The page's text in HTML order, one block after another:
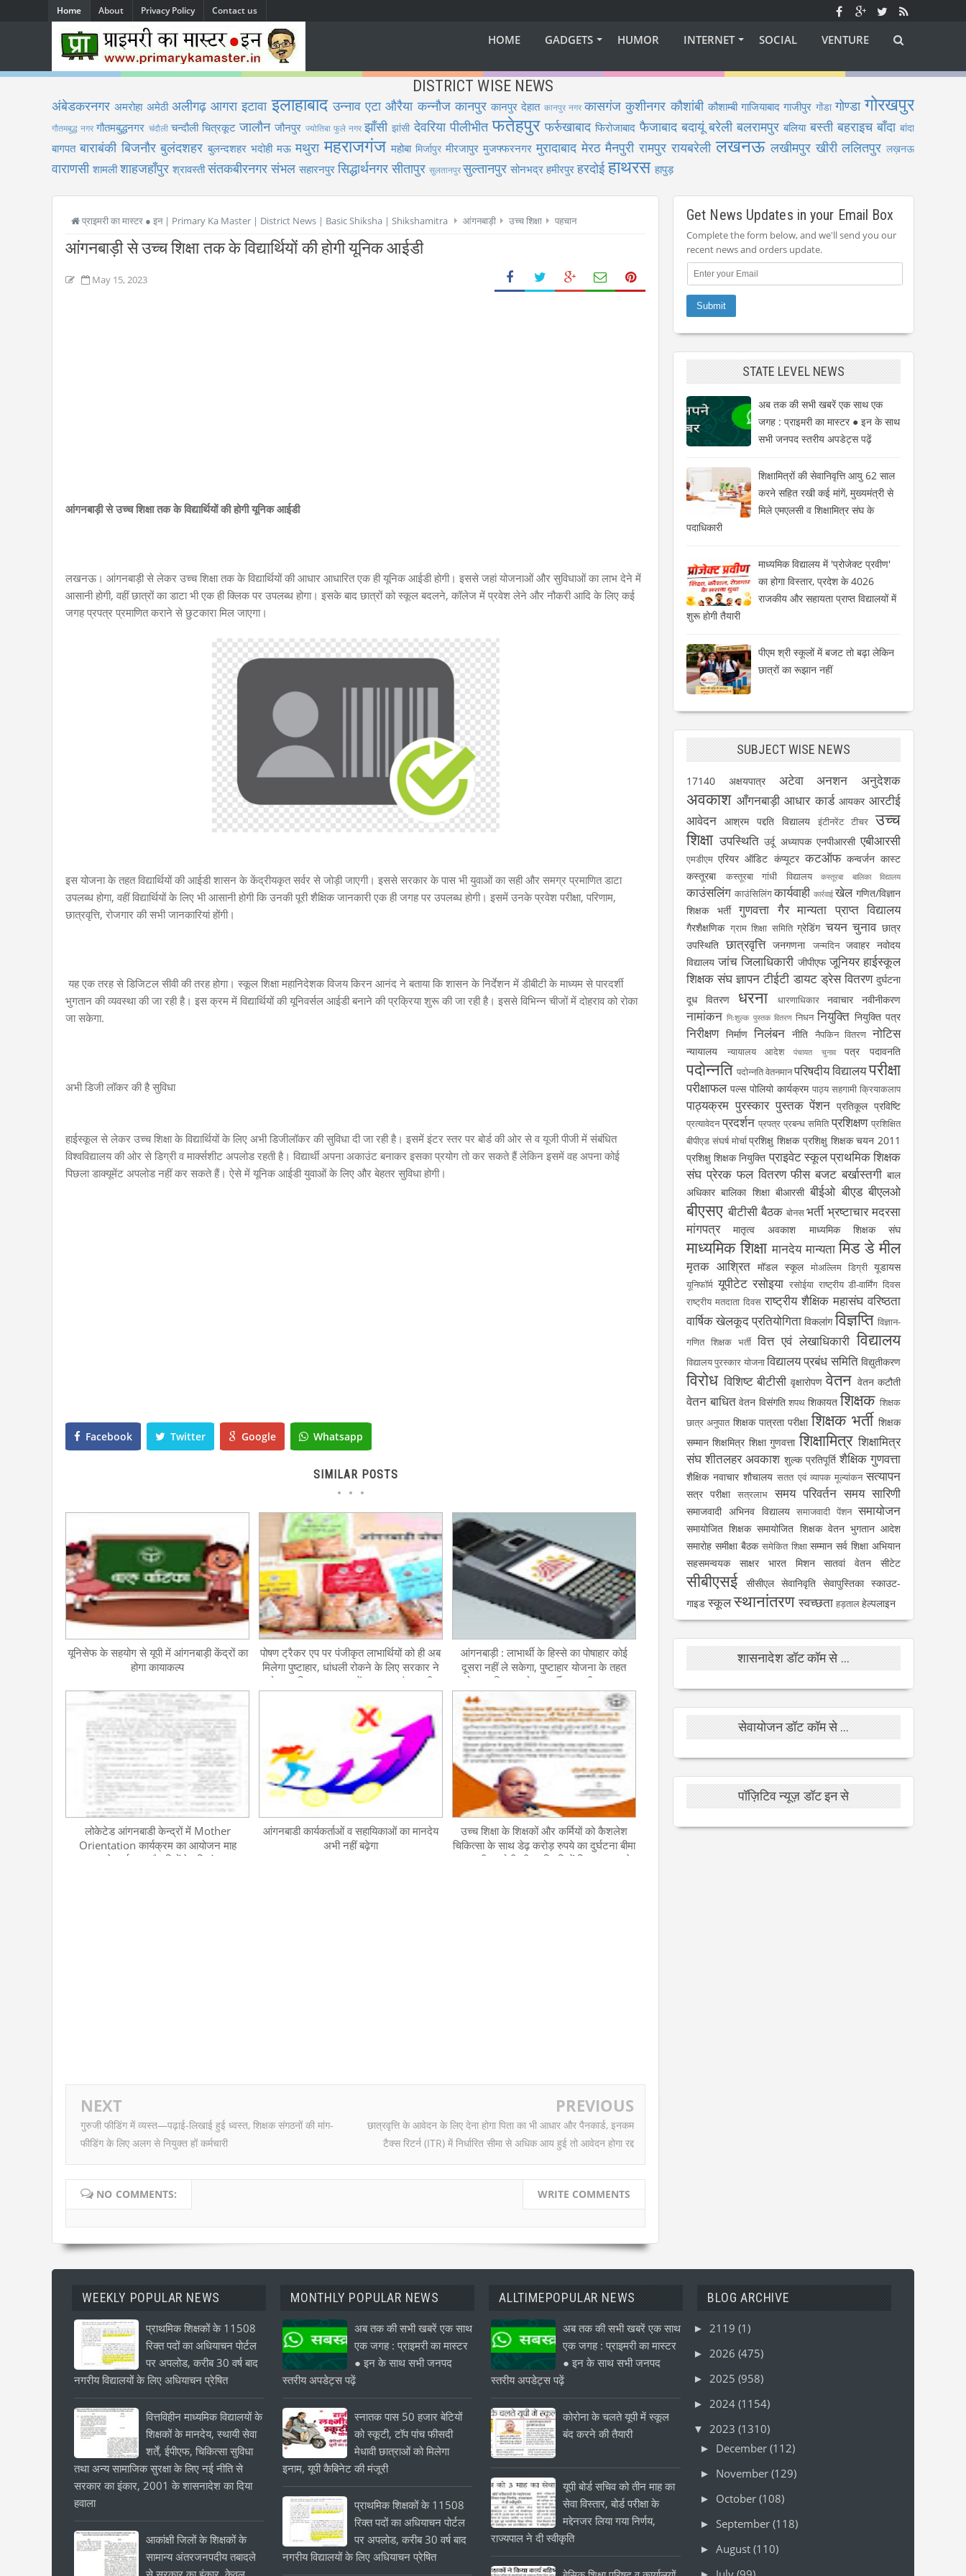
Home About Privacy Policy Contact us
HOME GADGETS HUMOR INTERNET SOCIAL VENTURE
DISTRICT WISE NEWS
अंबेडकरनगर अमरोहा अमेठी अलीगढ़ आगरा इटावा इलाहाबाद उन्नाव एटा औरैया कन्नौज कानपुर कानपुर देहात कानपुर नगर कासगंज कुशीनगर कौशांबी कौशाम्बी गाजियाबाद गाजीपुर गोंडा गोण्डा गोरखपुर
गौतमबुद्ध नगर गौतमबुद्धनगर चंदौली चन्दौली चित्रकूट जालौन जौनपुर ज्योतिबा फुले नगर झाँसी झांसी देवरिया पीलीभीत फतेहपुर फर्रुखाबाद फिरोजाबाद फैजाबाद बदायूं बरेली बलरामपुर बलिया बस्ती बहराइच बाँदा बांदा
बागपत बाराबंकी बिजनौर बुलंदशहर बुलन्दशहर भदोही मऊ मथुरा महराजगंज महोबा मिर्जापुर मीरजापुर मुजफ्फरनगर मुरादाबाद मेरठ मैनपुरी रामपुर रायबरेली लखनऊ लखीमपुर खीरी ललितपुर लख़नऊ
वाराणसी शामली शाहजहाँपुर श्रावस्ती संतकबीरनगर संभल सहारनपुर सिद्धार्थनगर सीतापुर सुलतानपुरसुल्तानपुर सोनभद्र हमीरपुर हरदोई हाथरस हापुड़
प्राइमरी का मास्टर ● इन | Primary Ka Master | District News | Basic Shiksha | Shikshamitra आंगनबाड़ी उच्च शिक्षा पहचान
आंगनबाड़ी से उच्च शिक्षा तक के विद्यार्थियों की होगी यूनिक आईडी
May 15, 2023
आंगनबाड़ी से उच्च शिक्षा तक के विद्यार्थियों की होगी यूनिक आईडी
लखनऊ। आंगनबाड़ी से लेकर उच्च शिक्षा तक के विद्यार्थियों की आधार आधारित एक ही यूनिक आईडी होगी। इससे जहां योजनाओं और सुविधाओं का लाभ देने में
आसानी होगी, वहीं छात्रों का डाटा भी एक ही क्लिक पर उपलब्ध होगा। इसके बाद छात्रों को स्कूल बदलने, कॉलेज में प्रवेश लेने और नौकरी आदि के लिए कई
जगह प्रपत्र प्रमाणित कराने से छुटकारा मिल जाएगा।
इस योजना के तहत विद्यार्थियों की आईडी शासन के केंद्रीयकृत सर्वर से जोड़ी जाएगी। इससे सरकार के पास भी युवाओं का सही और समग्र प्रमाणित डाटा
उपलब्ध होगा, वहीं विद्यार्थियों के लिए भी आसानी होगी कि उनकी पूरी शैक्षिक जानकारी एक ही जगह पर उपलब्ध होगी। इसमें उनके प्रवेश परीक्षा, परिणाम,
छात्रवृत्ति, रोजगार की सभी जानकारियां होंगी।
यह एक तरह से डिजिटल सीवी की तरह होगा। स्कूल शिक्षा महानिदेशक विजय किरन आनंद ने बताया कि शासन के निर्देशन में डीबीटी के माध्यम से पारदर्शी
भुगतान की व्यवस्था की जा रही है। इस क्रम में विद्यार्थियों की यूनिवर्सल आईडी बनाने की प्रक्रिया शुरू की जा रही है। इससे विभिन्न चीजों में दोहराव को रोका
जा सकेगा.
अभी डिजी लॉकर की है सुविधा
हाईस्कूल से लेकर उच्च शिक्षा के विद्यार्थियों के लिए अभी डिजीलॉकर की सुविधा दी जा रही है। इसमें इंटर स्तर पर बोर्ड की ओर से व यूजी पीजी में संबंधित
विश्वविद्यालय की ओर से डिग्री व मार्क्सशीट अपलोड रहती है। विद्यार्थी अपना अकाउंट बनाकर इसका प्रयोग तो कर सकते हैं लेकिन इसमें वह अपना कोई
पिछला डाक्यूमेंट अपलोड नहीं कर सकते हैं। ऐसे में यूनिक आईडी युवाओं के लिए और बेहतर सुविधा होगी।
Facebook Twitter Google Whatsapp
SIMILAR POSTS
यूनिसेफ के सहयोग से यूपी में आंगनबाड़ी केंद्रों का
होगा कायाकल्प
पोषण ट्रैकर एप पर पंजीकृत लाभार्थियों को ही अब
मिलेगा पुष्टाहार, धांधली रोकने के लिए सरकार ने
पोषाहार वितरण व्यवस्था में बदलाव, आंगनबाड़ी
केंद्रों के लाभार्थियों का शत- प्रतिशत आधार
फीडिंग कराने के निर्देश
आंगनबाड़ी : लाभार्थी के हिस्से का पोषाहार कोई
दूसरा नहीं ले सकेगा, पुष्टाहार योजना के तहत
पोषाहार वितरण को पारदर्शी बना रही सरकार
लोकेटेड आंगनबाडी केन्द्रों में Mother
Orientation कार्यक्रम का आयोजन माह
अगस्त से मार्च तक, तैयारियों हेतु दिनांक 11
आंगनबाडी कार्यकर्ताओं व सहायिकाओं का मानदेय
अभी नहीं बढ़ेगा
उच्च शिक्षा के शिक्षकों और कर्मियों को कैशलेश
चिकित्सा के साथ डेढ़ करोड़ रुपये का दुर्घटना बीमा
कवर, सीएम योगी की उपस्थिति में विभाग PNB के
NEXT
गुरुजी फीडिंग में व्यस्त—पढ़ाई-लिखाई हुई ध्वस्त, शिक्षक संगठनों की मांग-
फीडिंग के लिए अलग से नियुक्त हों कर्मचारी
PREVIOUS
छात्रवृत्ति के आवेदन के लिए देना होगा पिता का भी आधार और पैनकार्ड, इनकम
टैक्स रिटर्न (ITR) में निर्धारित सीमा से अधिक आय हुई तो आवेदन होगा रद्द
NO COMMENTS: WRITE COMMENTS
Get News Updates in your Email Box
Complete the form below, and we'll send you our
recent news and orders update.
STATE LEVEL NEWS
अब तक की सभी खबरें एक साथ एक
जगह : प्राइमरी का मास्टर ● इन के साथ
सभी जनपद स्तरीय अपडेट्स पढ़ें
शिक्षामित्रों की सेवानिवृत्ति आयु 62 साल
करने सहित रखी कई मांगें, मुख्यमंत्री से
मिले एमएलसी व शिक्षामित्र संघ के
पदाधिकारी
माध्यमिक विद्यालय में 'प्रोजेक्ट प्रवीण'
का होगा विस्तार, प्रदेश के 4026
राजकीय और सहायता प्राप्त विद्यालयों में
शुरू होगी तैयारी
पीएम श्री स्कूलों में बजट तो बढ़ा लेकिन
छात्रों का रूझान नहीं
SUBJECT WISE NEWS
17140 अक्षयपात्र अटेवा अनशन अनुदेशक
अवकाश आँगनबाड़ी आधार कार्ड आयकर आरटीई
आवेदन आश्रम पद्दति विद्यालय इंटीनरेंट टीचर उच्च
शिक्षा उपस्थिति उर्दू अध्यापक एनपीआरसी एबीआरसी
एमडीएम एरियर ऑडिट कंप्यूटर कटऑफ कन्वर्जन कास्ट
कस्तूरबा
कस्तूरबा गांधी विद्यालय कस्तूरबा बालिका विद्यालय
काउंसलिंग काउंसिलिंग कार्यवाही कार्रवाई खेल गणित/विज्ञान
शिक्षक भर्ती
गुणवत्ता गैर मान्यता प्राप्त विद्यालय
गैरशैक्षणिक ग्राम शिक्षा समिति ग्रेडिंग चयन चुनाव छात्र
उपस्थिति छात्रवृत्ति जनगणना जन्मदिन जवाहर नवोदय
विद्यालय जांच जिलाधिकारी जीपीएफ जूनियर हाईस्कूल
शिक्षक संघ ज्ञापन टीईटी डायट ड्रेस वितरण दुर्घटना
दूध वितरण
धरना धारणाधिकार नवाचार नवीनीकरण
नामांकन निःशुल्क पुस्तक वितरण निधन नियुक्ति नियुक्ति पत्र
निरीक्षण निर्माण निलंबन नीति नैपकिन वितरण नोटिस
न्यायालय न्यायालय आदेश पंचायत चुनाव पत्र पदावनति
पदोन्नति पदोन्नति वेतनमानपरिषदीय विद्यालयपरीक्षा
परीक्षाफल पल्स पोलियो कार्यक्रम पाठ्य सहगामी क्रियाकलाप
पाठ्यक्रम पुरस्कार पुस्तक पेंशन प्रतिकूल प्रविष्टि
प्रत्यावेदन प्रदर्शन प्रपत्र प्रबन्ध समिति प्रशिक्षण प्रशिक्षित
बीपीएड संघर्ष मोर्चा प्रशिक्षु शिक्षक प्रशिक्षु शिक्षक चयन 2011
प्रशिक्षु शिक्षक नियुक्ति प्राइवेट स्कूलप्राथमिक शिक्षक
संघ प्रेरक फल वितरण फीस बजट बर्खास्तगी बाल
अधिकार बालिका शिक्षा बीआरसी बीईओ बीएड बीएलओ
बीएसए बीटीसी बैठक बोनस भर्ती भ्रष्टाचार मदरसा
मांगपत्र
मातृत्व अवकाश माध्यमिक शिक्षक संघ
माध्यमिक शिक्षा मानदेय मान्यता मिड डे मील
मृतक आश्रित मॉडल स्कूल मोअल्लिम डिग्री यूडायस
यूनिफॉर्म यूपीटेट रसोइया रसोईया राष्ट्रीय डी-वार्मिंग दिवस
राष्ट्रीय मतदाता दिवस राष्ट्रीय शैक्षिक महासंघ वरिष्ठता
वार्षिक खेलकूद प्रतियोगिता विकलांग विज्ञप्ति विज्ञान-
गणित शिक्षक भर्ती वित्त एवं लेखाधिकारी विद्यालय
विद्यालय पुरस्कार योजनाविद्यालय प्रबंध समिति विद्युतीकरण
विरोध विशिष्ट बीटीसी वृक्षारोपण वेतन वेतन कटौती
वेतन बाधित वेतन विसंगति शपथ शिकायत शिक्षक शिक्षक
छात्र अनुपात शिक्षक पात्रता परीक्षा शिक्षक भर्ती शिक्षक
सम्मान शिक्षमित्र शिक्षा गुणवत्ता शिक्षामित्र शिक्षामित्र
संघ शीतलहर अवकाश शुल्क प्रतिपूर्ति शैक्षिक गुणवत्ता
शैक्षिक नवाचार शौचालय सतत एवं व्यापक मूल्यांकन सत्यापन
सत्र परीक्षा सत्रलाभ समय परिवर्तन समय सारिणी
समाजवादी अभिनव विद्यालय समाजवादी पेंशन समायोजन
समायोजित शिक्षक समायोजित शिक्षक वेतन भुगतान आदेश
समारोह समीक्षा बैठक समेकित शिक्षा सम्मान सर्व शिक्षा अभियान
सहसमन्वयक
साक्षर भारत मिशन सातवां वेतन सीटेट
सीबीएसई सीसीएल सेवानिवृति सेवापुस्तिका स्काउट-
गाइड स्कूलस्थानांतरण स्वच्छता हड़तालहेल्पलाइन
शासनादेश डॉट कॉम से ...
सेवायोजन डॉट कॉम से ...
पॉज़िटिव न्यूज़ डॉट इन से
WEEKLY POPULAR NEWS
प्राथमिक शिक्षकों के 11508
रिक्त पदों का अधियाचन पोर्टल
पर अपलोड, करीब 30 वर्ष बाद
नगरीय विद्यालयों के लिए अधियाचन प्रेषित
वित्तविहीन माध्यमिक विद्यालयों के
शिक्षकों के मानदेय, स्थायी सेवा
शर्तें, ईपीएफ, चिकित्सा सुविधा
तथा अन्य सामाजिक सुरक्षा के लिए नई नीति से
सरकार का इंकार, 2001 के शासनादेश का दिया
हवाला
आकांक्षी जिलों के शिक्षकों के
सामान्य अंतरजनपदीय तबादले
MONTHLY POPULAR NEWS
अब तक की सभी खबरें एक साथ
एक जगह : प्राइमरी का मास्टर
● इन के साथ सभी जनपद
स्तरीय अपडेट्स पढ़ें
स्नातक पास 50 हजार बेटियों
को स्कूटी, टॉप पांच फीसदी
मेधावी छात्राओं को मिलेगा
इनाम, यूपी कैबिनेट की मंजूरी
प्राथमिक शिक्षकों के 11508
रिक्त पदों का अधियाचन पोर्टल
पर अपलोड, करीब 30 वर्ष बाद
नगरीय विद्यालयों के लिए अधियाचन प्रेषित
ALLTIMEPOPULAR NEWS
अब तक की सभी खबरें एक साथ
एक जगह : प्राइमरी का मास्टर
● इन के साथ सभी जनपद
स्तरीय अपडेट्स पढ़ें
कोरोना के चलते यूपी में स्कूल
बंद करने की तैयारी
यूपी बोर्ड सचिव को तीन माह का
सेवा विस्तार, बोर्ड परीक्षा के
मद्देनजर लिया गया निर्णय,
राज्यपाल ने दी स्वीकृति
BLOG ARCHIVE
► 2119(1)
► 2026(475)
► 2025(958)
► 2024(1154)
▼ 2023(1310)
► December(112)
► November(129)
► October(108)
► September(118)
►August(110)